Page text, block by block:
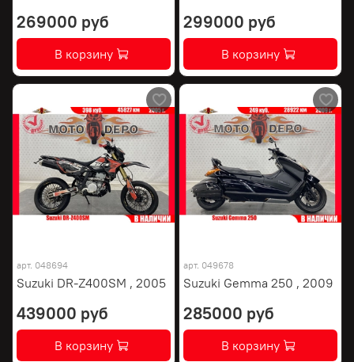
269000 руб
В корзину
299000 руб
В корзину
арт. 048694
Suzuki DR-Z400SM , 2005
439000 руб
В корзину
арт. 049678
Suzuki Gemma 250 , 2009
285000 руб
В корзину